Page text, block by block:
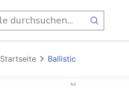
Startseite Ballistic
Ad